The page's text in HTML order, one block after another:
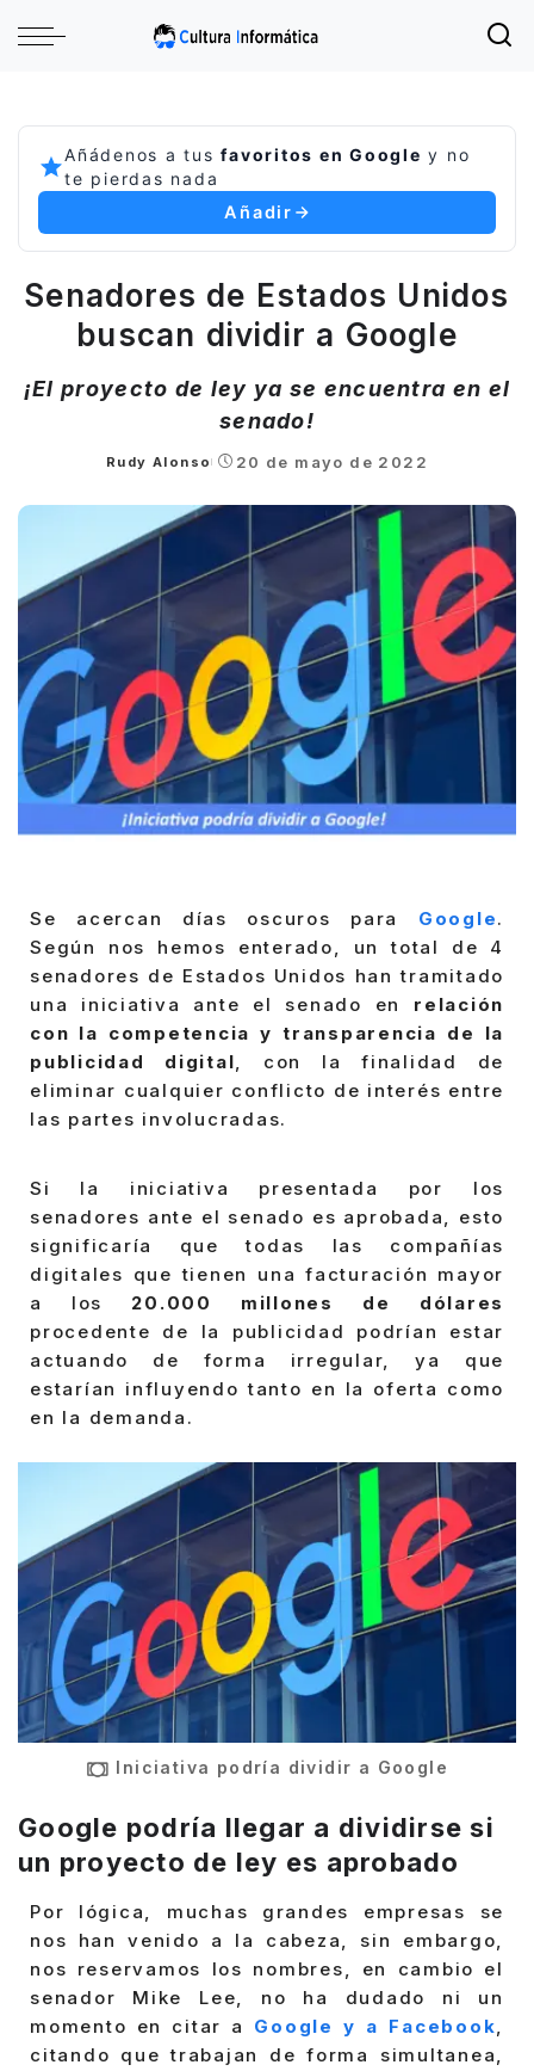
Añádenos a tusfavoritos en Google y no
te pierdas nada
Añadir
Senadores de Estados Unidos
buscan dividir a Google
¡El proyecto de ley ya se encuentra en el
senado!
Posted
Rudy Alonso 20 de mayo de 2022
Se acercan días oscuros para Google.
Según nos hemos enterado, un total de 4
senadores de Estados Unidos han tramitado
una iniciativa ante el senado en relación
con la competencia y transparencia de la
publicidad digital, con la finalidad de
eliminar cualquier conflicto de interés entre
las partes involucradas.
Si la iniciativa presentada por los
senadores ante el senado es aprobada, esto
significaría que todas las compañías
digitales que tienen una facturación mayor
a los 20.000 millones de dólares
procedente de la publicidad podrían estar
actuando de forma irregular, ya que
estarían influyendo tanto en la oferta como
en la demanda.
Iniciativa podría dividir a Google
Google podría llegar a dividirse si
un proyecto de ley es aprobado
Por lógica, muchas grandes empresas se
nos han venido a la cabeza, sin embargo,
nos reservamos los nombres, en cambio el
senador Mike Lee, no ha dudado ni un
momento en citar a Google y a Facebook,
citando que trabajan de forma simultanea,